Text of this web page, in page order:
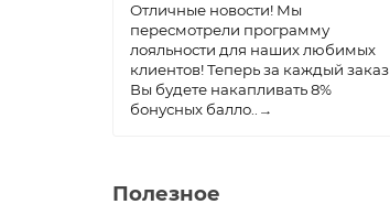
Отличные новости! Мы
пересмотрели программу
лояльности для наших любимых
клиентов! Теперь за каждый заказ
Вы будете накапливать 8%
бонусных балло.. →
Полезное